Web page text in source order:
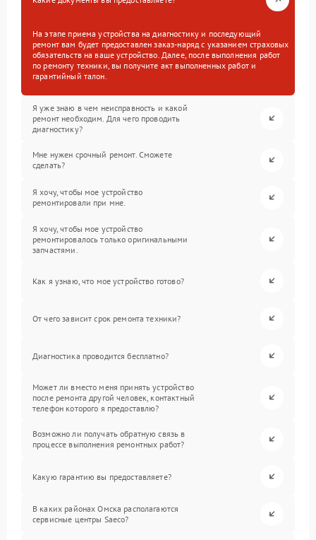
На этапе приема устройства на диагностику и последующий
ремонт вам будет предоставлен заказ-наряд с указанием страховых
обязательств на ваше устройство. Далее, после выполнения работ
по ремонту техники, вы получите акт выполненных работ и
гарантийный талон.
Я уже знаю в чем неисправность и какой
ремонт необходим. Для чего проводить
диагностику?
Мне нужен срочный ремонт. Сможете
сделать?
Я хочу, чтобы мое устройство
ремонтировали при мне.
Я хочу, чтобы мое устройство
ремонтировалось только оригинальными
запчастями.
Как я узнаю, что мое устройство готово?
От чего зависит срок ремонта техники?
Диагностика проводится бесплатно?
Может ли вместо меня принять устройство
после ремонта другой человек, контактный
телефон которого я предоставлю?
Возможно ли получать обратную связь в
процессе выполнения ремонтных работ?
Какую гарантию вы предоставляете?
В каких районах Омска располагаются
сервисные центры Saeco?